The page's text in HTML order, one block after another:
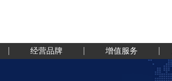
经营品牌 增值服务